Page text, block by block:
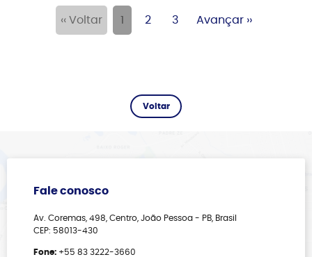
‹‹ Voltar 1 2 3 Avançar ››
Fale conosco
Av. Coremas, 498, Centro, João Pessoa - PB, Brasil
CEP: 58013-430
Fone:+55 83 3222-3660